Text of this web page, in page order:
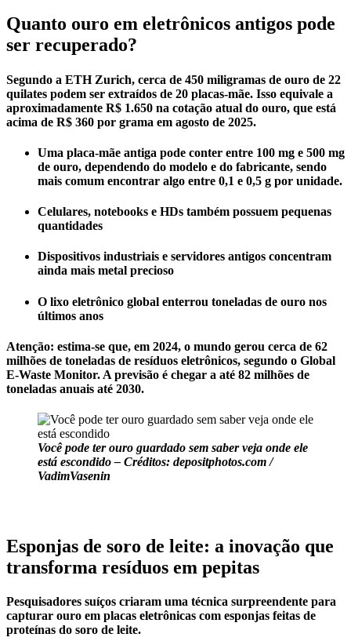
Quanto ouro em eletrônicos antigos pode
ser recuperado?
Segundo a ETH Zurich, cerca de 450 miligramas de ouro de 22
quilates podem ser extraídos de 20 placas-mãe. Isso equivale a
aproximadamente R$ 1.650 na cotação atual do ouro, que está
acima de R$ 360 por grama em agosto de 2025.
Uma placa-mãe antiga pode conter entre 100 mg e 500 mg
de ouro, dependendo do modelo e do fabricante, sendo
mais comum encontrar algo entre 0,1 e 0,5 g por unidade.
Celulares, notebooks e HDs também possuem pequenas
quantidades
Dispositivos industriais e servidores antigos concentram
ainda mais metal precioso
O lixo eletrônico global enterrou toneladas de ouro nos
últimos anos
Atenção: estima-se que, em 2024, o mundo gerou cerca de 62
milhões de toneladas de resíduos eletrônicos, segundo o Global
E-Waste Monitor. A previsão é chegar a até 82 milhões de
toneladas anuais até 2030.
Você pode ter ouro guardado sem saber veja onde ele
está escondido – Créditos: depositphotos.com /
VadimVasenin
Esponjas de soro de leite: a inovação que
transforma resíduos em pepitas
Pesquisadores suíços criaram uma técnica surpreendente para
capturar ouro em placas eletrônicas com esponjas feitas de
proteínas do soro de leite.